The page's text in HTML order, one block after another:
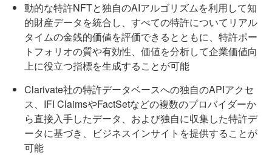
動的な特許NFTと独自のAIアルゴリズムを利用して知
的財産データを統合し、すべての特許についてリアル
タイムの金銭的価値を評価できるとともに、特許ポー
トフォリオの質や有効性、価値を分析して企業価値向
上に役立つ指標を生成することが可能
Clarivate社の特許データベースへの独自のAPIアクセ
ス、IFI ClaimsやFactSetなどの複数のプロバイダーか
ら直接入手したデータ、および独自に収集した特許デ
ータに基づき、ビジネスインサイトを提供することが
可能